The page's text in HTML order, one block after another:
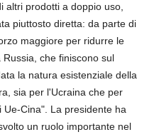
altri prodotti a doppio uso,
piuttosto diretta: da parte di
maggiore per ridurre le
che finiscono sul
la natura esistenziale della
sia per l'Ucraina che per
Ue-Cina". La presidente ha
un ruolo importante nel